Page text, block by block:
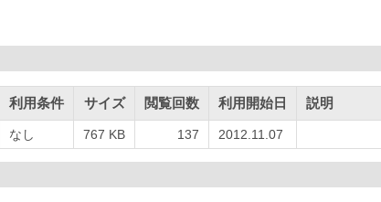
利用条件 サイズ 閲覧回数 利用開始日 説明
なし 767 KB 137 2012.11.07